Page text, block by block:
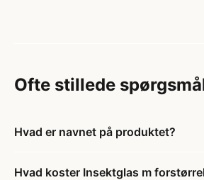
Ofte stillede
Hvad er navnet på produktet?
Hvad koster Insektglas m